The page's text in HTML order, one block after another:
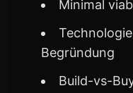
Minimal
Begründung
Build-vs-